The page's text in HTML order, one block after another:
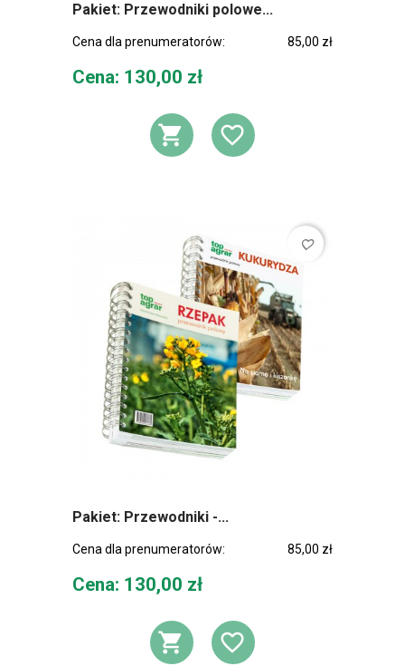
Pakiet: Przewodniki polowe...
Cena dla prenumeratorów: 85,00 zł
Cena
Cena: 130,00 zł
DODAJ DO
DODAJ DO
favorite_border
Pakiet: Przewodniki -...
Cena dla prenumeratorów: 85,00 zł
Cena
Cena: 130,00 zł